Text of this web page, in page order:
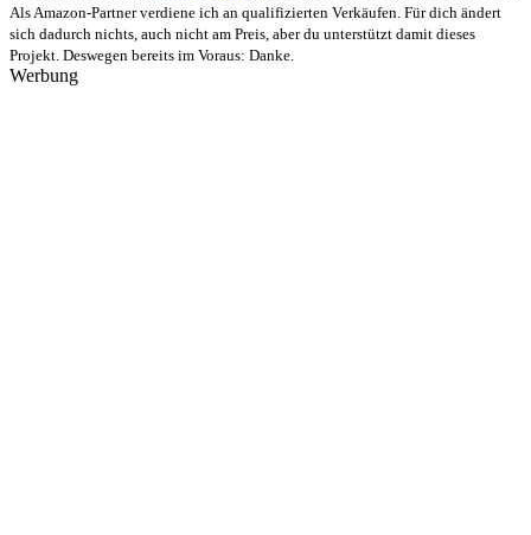
Als Amazon-Partner verdiene ich an qualifizierten Verkäufen. Für dich ändert
sich dadurch nichts, auch nicht am Preis, aber du unterstützt damit dieses
Projekt. Deswegen bereits im Voraus: Danke.
Werbung